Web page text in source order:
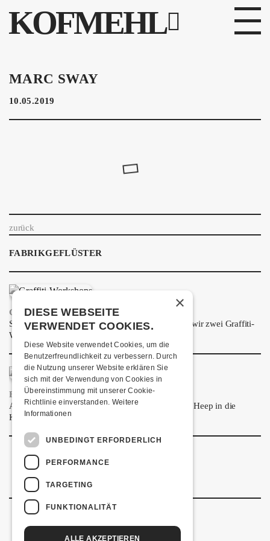
KOFMEHL
PROGRAMM
FABRIKGEFLÜSTER
GALERIE
INFOS
KONTAKT
ÜBER UNS
SHOP
MITMACHEN
MARC SWAY
10.05.2019
zurück
FABRIKGEFLÜSTER
GRAFFITI-WORKSHOPS
Spray dein eigenes Graffiti! Im September führen wir zwei Graffiti-
Workshops für Kinder und Jugendliche durch.
FRISCH BESTÄTIGT: URIAH HEEP
Am Sonntag, 15. November 2026 kommen Uriah Heep in die
Kulturfabrik Kofmehl!
×
DIESE WEBSEITE
VERWENDET COOKIES.
Diese Website verwendet Cookies, um die
Benutzerfreundlichkeit zu verbessern. Durch
die Nutzung unserer Website erklären Sie
sich mit der Verwendung von Cookies in
Übereinstimmung mit unserer Cookie-
Richtlinie einverstanden. Weitere
Informationen
UNBEDINGT ERFORDERLICH
PERFORMANCE
TARGETING
FUNKTIONALITÄT
ALLE AKZEPTIEREN